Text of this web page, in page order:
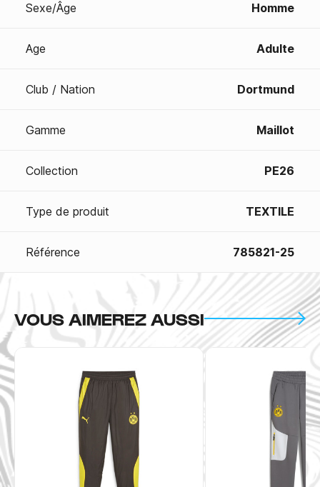
Sexe/Âge Homme
Age Adulte
Club / Nation Dortmund
Gamme Maillot
Collection PE26
Type de produit TEXTILE
Référence 785821-25
VOUS AIMEREZ AUSSI